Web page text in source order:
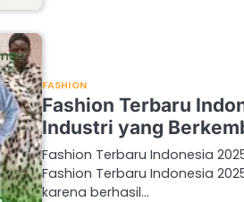
FASHION
Fashion Terbaru
Industri yang
Fashion Terbaru Indonesia
Fashion Terbaru Indonesia
karena berhasil…